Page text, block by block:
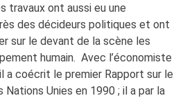
travaux ont aussi eu une
des décideurs politiques et ont
sur le devant de la scène les
humain. Avec l’économiste
a coécrit le premier Rapport sur le
Unies en 1990 ; il a par la